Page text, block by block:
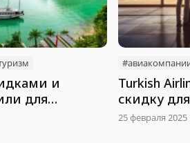
и
для
Turkish
скидку
25 февраля 2025